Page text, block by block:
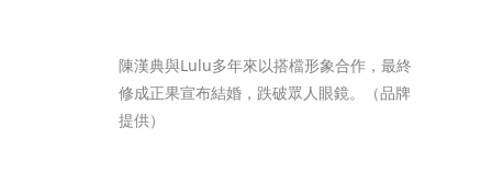
陳漢典與Lulu多年來以搭檔形象合作，最終
修成正果宣布結婚，跌破眾人眼鏡。（品牌
提供）